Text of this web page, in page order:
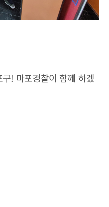
! 마포경찰이 함께 하겠